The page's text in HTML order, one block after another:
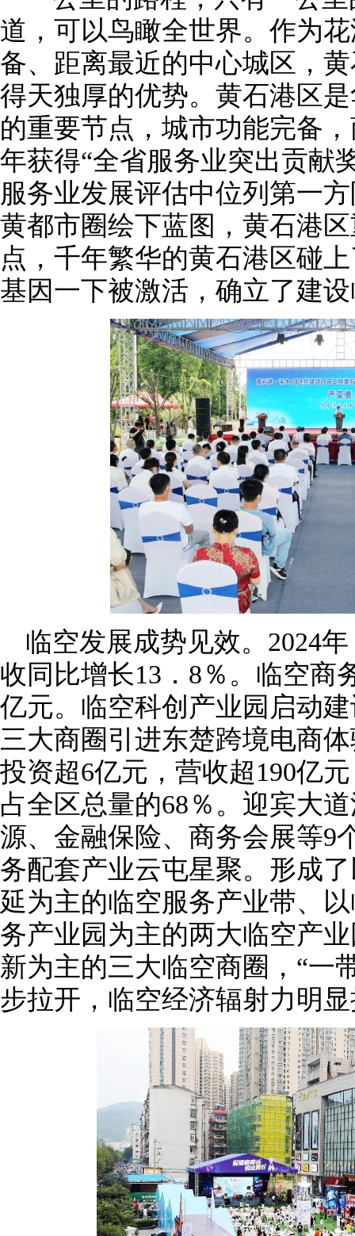
道，可以鸟瞰全世界。作为
备、距离最近的中心城区，
得天独厚的优势。黄石港区
的重要节点，城市功能完备
年获得“全省服务业突出贡献
服务业发展评估中位列第一
黄都市圈绘下蓝图，黄石港
点，千年繁华的黄石港区碰
基因一下被激活，确立了建
临空发展成势见效。2024
收同比增长13．8％。临空商
亿元。临空科创产业园启动
三大商圈引进东楚跨境电商
投资超6亿元，营收超190亿
占全区总量的68％。迎宾大
源、金融保险、商务会展等9
务配套产业云屯星聚。形成
延为主的临空服务产业带、
务产业园为主的两大临空产
新为主的三大临空商圈，“一
步拉开，临空经济辐射力明